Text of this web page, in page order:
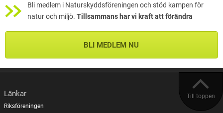
Bli medlem i Naturskyddsföreningen och stöd kampen för
natur och miljö. Tillsammans har vi kraft att förändra
BLI MEDLEM NU
Till toppen
Länkar
Riksföreningen